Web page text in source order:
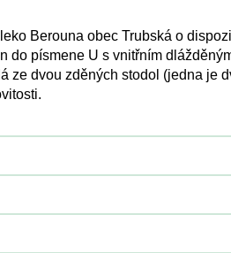
Berouna obec Trubská o
do písmene U s vnitřním
ze dvou zděných stodol (jedna je